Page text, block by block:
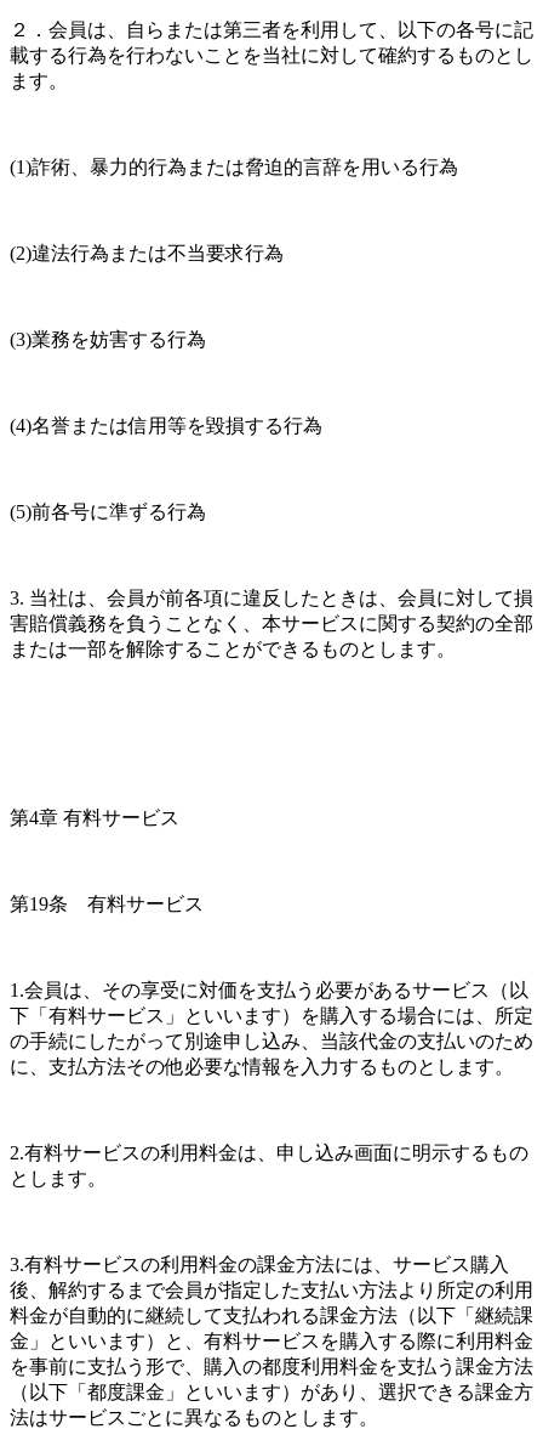
２．会員は、自らまたは第三者を利用して、以下の各号に記
載する行為を行わないことを当社に対して確約するものとし
ます。
(1)詐術、暴力的行為または脅迫的言辞を用いる行為
(2)違法行為または不当要求行為
(3)業務を妨害する行為
(4)名誉または信用等を毀損する行為
(5)前各号に準ずる行為
3. 当社は、会員が前各項に違反したときは、会員に対して損
害賠償義務を負うことなく、本サービスに関する契約の全部
または一部を解除することができるものとします。
第4章 有料サービス
第19条　有料サービス
1.会員は、その享受に対価を支払う必要があるサービス（以
下「有料サービス」といいます）を購入する場合には、所定
の手続にしたがって別途申し込み、当該代金の支払いのため
に、支払方法その他必要な情報を入力するものとします。
2.有料サービスの利用料金は、申し込み画面に明示するもの
とします。
3.有料サービスの利用料金の課金方法には、サービス購入
後、解約するまで会員が指定した支払い方法より所定の利用
料金が自動的に継続して支払われる課金方法（以下「継続課
金」といいます）と、有料サービスを購入する際に利用料金
を事前に支払う形で、購入の都度利用料金を支払う課金方法
（以下「都度課金」といいます）があり、選択できる課金方
法はサービスごとに異なるものとします。